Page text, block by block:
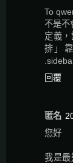
To
不是不
定義
排」
回覆
匿名
您好
我是最